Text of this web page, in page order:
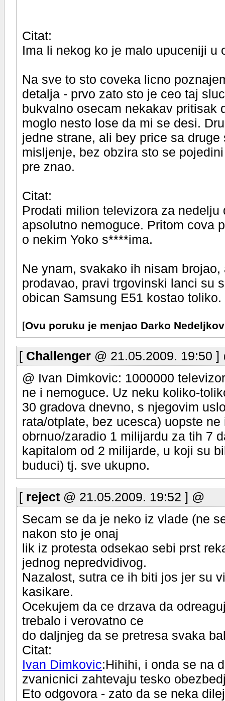
Citat:
Ima li nekog ko je malo upuceniji u
Na sve to sto coveka licno
detalja - prvo zato sto je ceo taj
bukvalno osecam nekakav pritisak
moglo nesto lose da mi se desi.
jedne strane, ali bey price sa
misljenje, bez obzira sto se
pre znao.
Citat:
Prodati milion televizora za
apsolutno nemoguce. Pritom cova
o nekim Yoko s****ima.
Ne ynam, svakako ih nisam
prodavao, pravi trgovinski lanci su
obican Samsung E51 kostao toliko.
[Ovu poruku je menjao Darko
[ Challenger @ 21.05.2009. 19:50 ]
@ Ivan Dimkovic: 1000000
ne i nemoguce. Uz neku koliko-
30 gradova dnevno, s njegovim
rata/otplate, bez ucesca) uopste
obrnuo/zaradio 1 milijardu za tih 7
kapitalom od 2 milijarde, u koji su
buduci) tj. sve ukupno.
[ reject @ 21.05.2009. 19:52 ] @
Secam se da je neko iz vlade (ne
nakon sto je onaj
lik iz protesta odsekao sebi prst
jednog nepredvidivog.
Nazalost, sutra ce ih biti jos jer su
kasikare.
Ocekujem da ce drzava da
trebalo i verovatno ce
do daljnjeg da se pretresa svaka
Citat:
Ivan Dimkovic:Hihihi, i onda se na
zvanicnici zahtevaju tesko
Eto odgovora - zato da se neka